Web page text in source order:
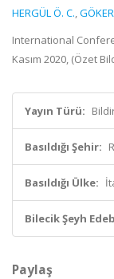
HERGÜL Ö. C.,
International
Kasım 2020, (Özet
Yayın Türü:
Basıldığı Şehir:
Basıldığı Ülke:
Bilecik Şeyh
Paylaş